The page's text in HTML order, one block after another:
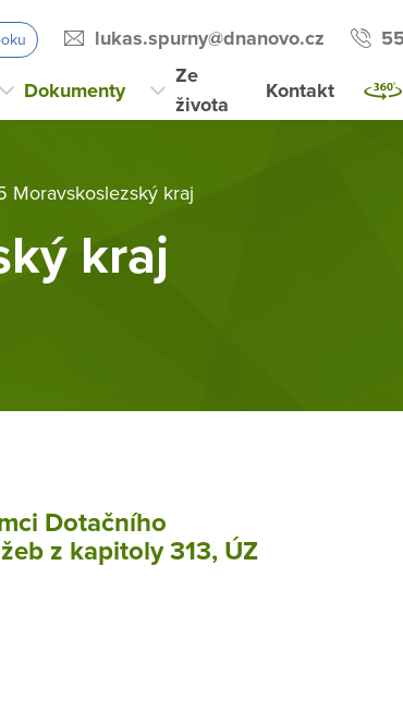
lukas.spurny@dnanovo.cz
Dokumenty
Ze
života
Kontakt
Moravskoslezský kraj
kraj
Dotačního
z kapitoly 313, ÚZ